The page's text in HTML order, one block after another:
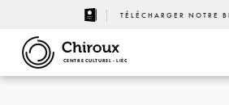
TÉLÉCHARGER NOTRE
CENTRE CULTUREL - LIÈGE